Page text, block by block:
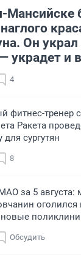
Мансийске
Он
украдет и
4
фитнес-тренер
Ракета
для сургутян
8
за 5 августа:
Обсудить